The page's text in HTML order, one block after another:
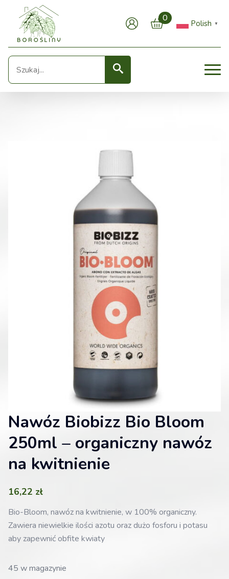
0
Polish ▼
Seearch
Nawóz Biobizz Bio Bloom
250ml – organiczny nawóz
na kwitnienie
16,22 zł
Bio-Bloom, nawóz na kwitnienie, w 100% organiczny.
Zawiera niewielkie ilości azotu oraz dużo fosforu i potasu
aby zapewnić obfite kwiaty
45 w magazynie